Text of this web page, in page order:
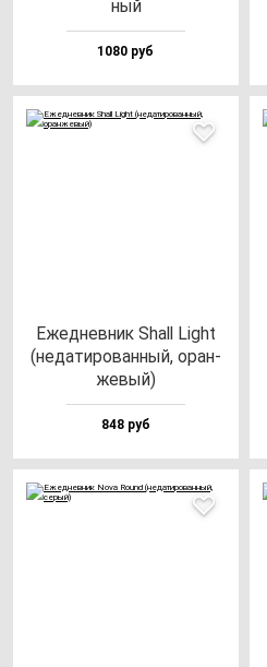
ный
1080 руб
Ежед­нев­ник Shall Light
(не­да­ти­ро­ван­ный, оран­
же­вый)
848 руб